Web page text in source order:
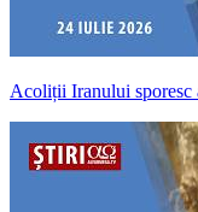
Acoliții Iranului sporesc